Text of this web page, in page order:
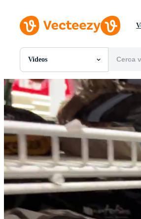
Videos
Tutte Immagini
Foto
PNGs
PSDs
SVGs
Modelli
Vettori
Motion graphics
Immagini Editoriali
Eventi Editoriali